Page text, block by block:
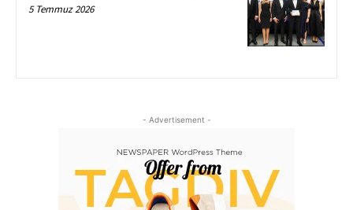
5 Temmuz 2026
- Advertisement -